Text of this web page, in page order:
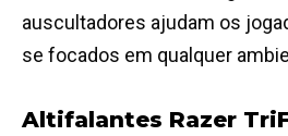
auscultadores ajudam os
se focados em qualquer
Altifalantes Razer